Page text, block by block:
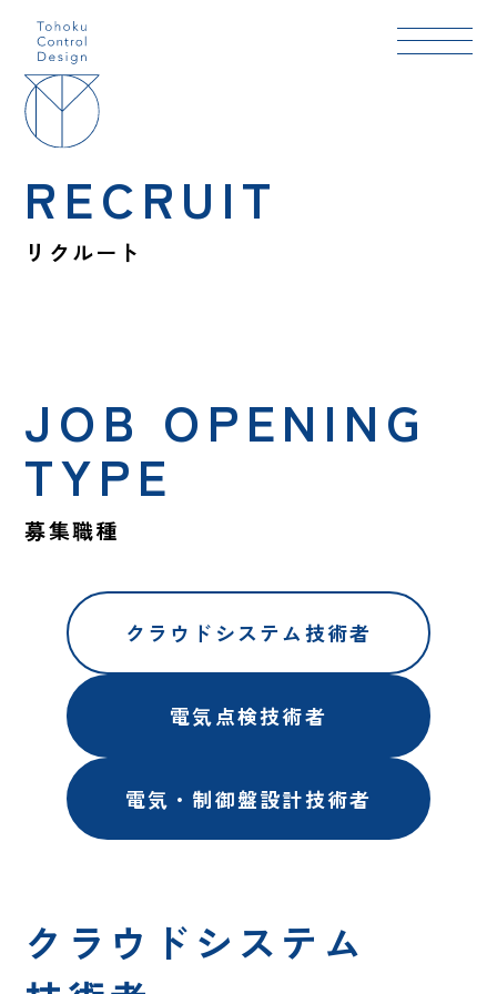
RECRUIT
リクルート
JOB OPENING
TYPE
募集職種
クラウドシステム技術者
電気点検技術者
電気・制御盤設計技術者
クラウドシステム